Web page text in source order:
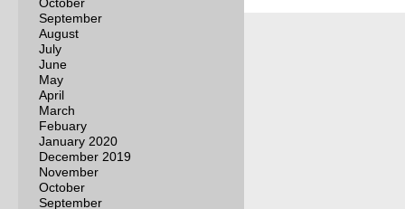
September
August
July
June
May
April
March
Febuary
January 2020
December 2019
November
October
September